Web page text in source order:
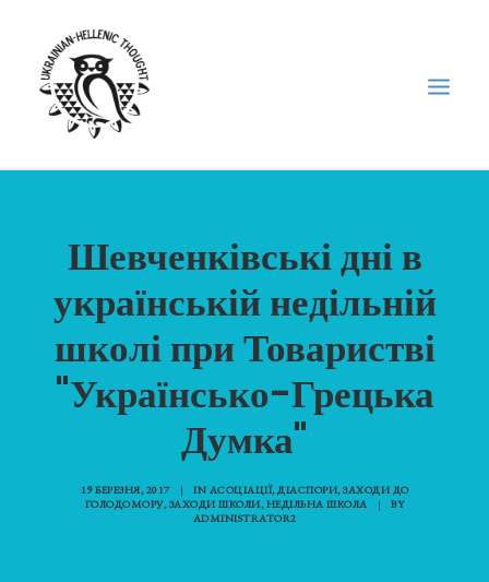
НЕДІЛЬНА ШКОЛА
ГОЛОДОМОР
ФОРУМ УКРАЇНСЬКОЇ ДІАСПОРИ В ГРЕЦІЇ
ПРО НАС
“ВІСНИК”/”ΑΓΓΕΛΙΑΦΌΡΟΣ”
Шевченківські дні в
українській недільній
школі при Товаристві
"Українсько-Грецька
Думка"
19 БЕРЕЗНЯ, 2017 | IN АСОЦІАЦІЇ,ДІАСПОРИ,ЗАХОДИ ДО
ГОЛОДОМОРУ,ЗАХОДИ ШКОЛИ,НЕДІЛЬНА ШКОЛА |
BY
ADMINISTRATOR2